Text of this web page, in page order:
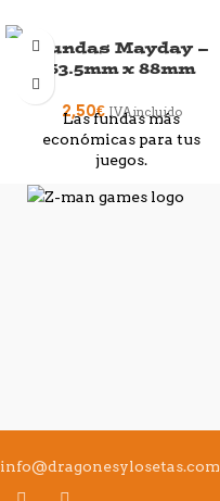
Fundas Mayday –
63.5mm x 88mm
2,50€ IVA incluido
Las fundas más
económicas para tus
juegos.
info@dragonesylosetas.com